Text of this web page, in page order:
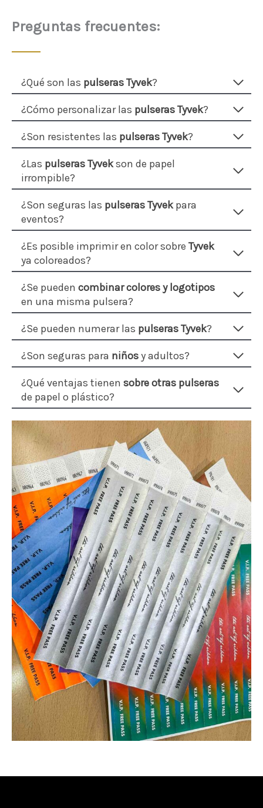
Preguntas frecuentes:
¿Qué son las pulseras Tyvek?
¿Cómo personalizar las pulseras Tyvek?
¿Son resistentes las pulseras Tyvek?
¿Las pulseras Tyvekson de papel
irrompible?
¿Son seguras las pulseras Tyvekpara
eventos?
¿Es posible imprimir en color sobre Tyvek
ya coloreados?
¿Se pueden combinar colores y logotipos
en una misma pulsera?
¿Se pueden numerar las pulseras Tyvek?
¿Son seguras para niñosy adultos?
¿Qué ventajas tienen sobre otras pulseras
de papel o plástico?